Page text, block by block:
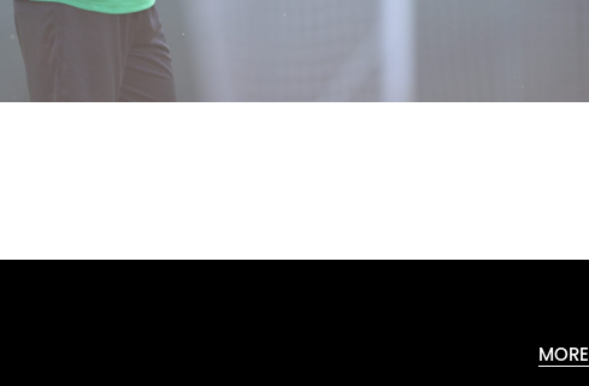
MORE